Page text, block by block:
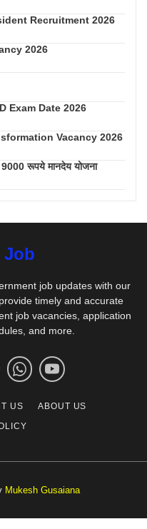
Recruitment 2026
2026
Exam Date 2026
Vacancy 2026
रूपये मानदेय योजना
Job
job updates with our
timely and accurate
job vacancies, application
and more.
US
ABOUT US
Mukesh Gusaiana